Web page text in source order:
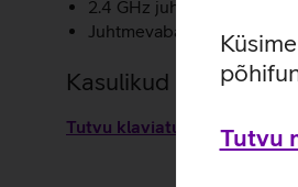
Tutvu
2.4 GHz juhtmevaba
Juhtmevabal hiirel on
Kasulikud lingid
Tutvu klaviatuurikomplekti